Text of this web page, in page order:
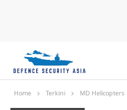
Home Terkini MD Helicopters